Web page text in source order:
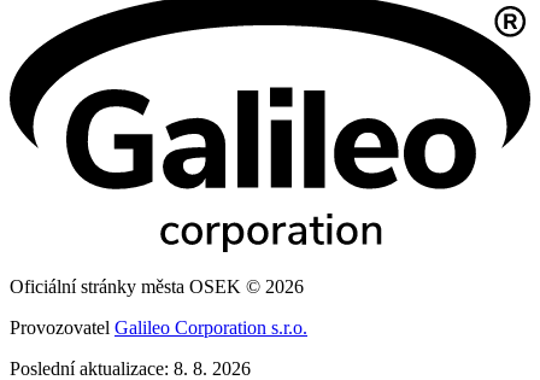
Oficiální stránky města OSEK © 2026
Provozovatel Galileo Corporation s.r.o.
Poslední aktualizace: 8. 8. 2026